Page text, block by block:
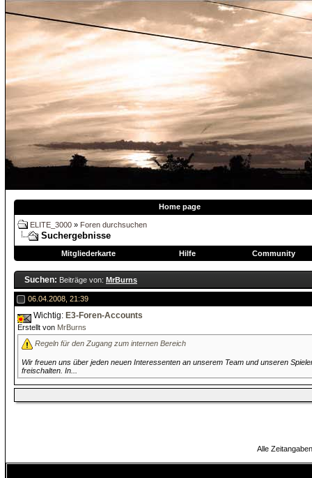
Home page
ELITE_3000 » Foren durchsuchen
Suchergebnisse
Mitgliederkarte Hilfe Community
Suchen: Beiträge von: MrBurns
06.04.2008, 21:39
Wichtig: E3-Foren-Accounts
Erstellt von MrBurns
Regeln für den Zugang zum internen Bereich
Wir freuen uns über jeden neuen Interessenten an unserem Team und unseren
freischalten. In...
Alle